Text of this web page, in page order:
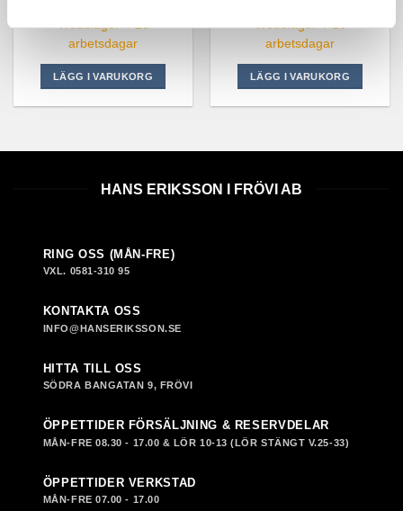
Webblager 4-10
arbetsdagar
LÄGG I VARUKORG
Webblager 4-10
arbetsdagar
LÄGG I VARUKORG
HANS ERIKSSON I FRÖVI AB
RING OSS (MÅN-FRE)
VXL. 0581-310 95
KONTAKTA OSS
INFO@HANSERIKSSON.SE
HITTA TILL OSS
SÖDRA BANGATAN 9, FRÖVI
ÖPPETTIDER FÖRSÄLJNING & RESERVDELAR
MÅN-FRE 08.30 - 17.00 & LÖR 10-13 (LÖR STÄNGT V.25-33)
ÖPPETTIDER VERKSTAD
MÅN-FRE 07.00 - 17.00